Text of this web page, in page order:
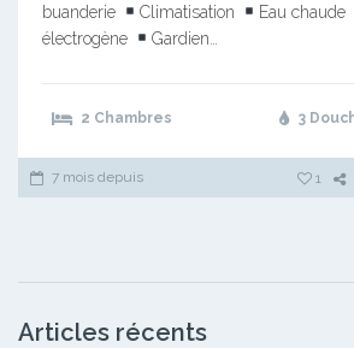
buanderie
Climatisation Eau chaude
électrogène
Gardien…
2 Chambres 3
7 mois depuis 1
Articles récents